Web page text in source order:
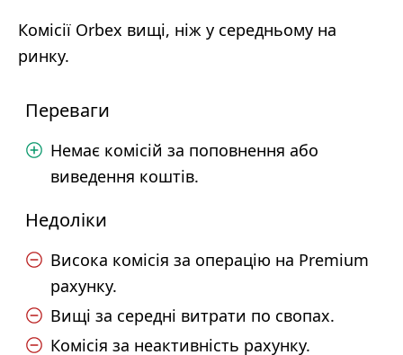
Комісії Orbex вищі, ніж у середньому на
ринку.
Переваги
Немає комісій за поповнення або
виведення коштів.
Недоліки
Висока комісія за операцію на Premium
рахунку.
Вищі за середні витрати по свопах.
Комісія за неактивність рахунку.